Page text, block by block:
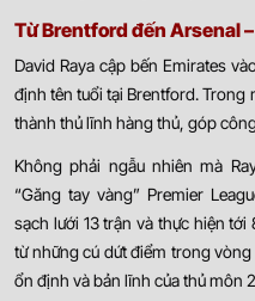
Từ Brentford đến Arsenal
David Raya cập bến Emirates
định tên tuổi tại Brentford.
thành thủ lĩnh hàng thủ, góp
Không phải ngẫu nhiên mà
“Găng tay vàng” Premier
sạch lưới 13 trận và thực hiện
từ những cú dứt điểm trong
ổn định và bản lĩnh của thủ môn